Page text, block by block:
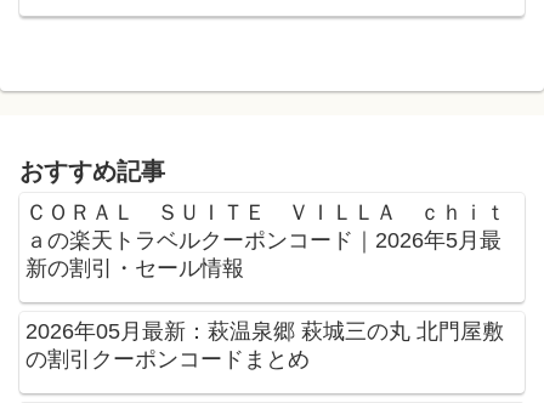
おすすめ記事
ＣＯＲＡＬ ＳＵＩＴＥ ＶＩＬＬＡ ｃｈｉｔ
ａの楽天トラベルクーポンコード｜2026年5月最
新の割引・セール情報
2026年05月最新：萩温泉郷 萩城三の丸 北門屋敷
の割引クーポンコードまとめ